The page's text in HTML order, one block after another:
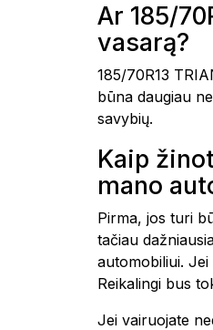
Ar 185/
vasarą?
185/70R13
būna daugiau
savybių.
Kaip
mano
Pirma, jos turi
tačiau
automobiliui.
Reikalingi bus
Jei vairuojate